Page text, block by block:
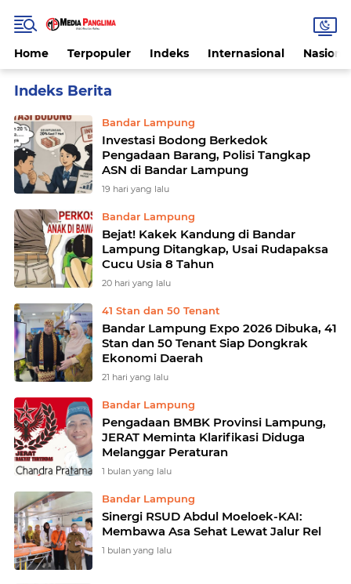
Home Terpopuler Indeks Internasional
Bandar Lampung
Investasi Bodong Berkedok
Pengadaan Barang, Polisi Tangkap
ASN di Bandar Lampung
19 hari yang lalu
Bandar Lampung
Bejat! Kakek Kandung di Bandar
Lampung Ditangkap, Usai Rudapaksa
Cucu Usia 8 Tahun
20 hari yang lalu
41 Stan dan 50 Tenant
Bandar Lampung Expo 2026 Dibuka, 41
Stan dan 50 Tenant Siap Dongkrak
Ekonomi Daerah
21 hari yang lalu
Bandar Lampung
Pengadaan BMBK Provinsi Lampung,
JERAT Meminta Klarifikasi Diduga
Melanggar Peraturan
1 bulan yang lalu
Bandar Lampung
Sinergi RSUD Abdul Moeloek-KAI:
Membawa Asa Sehat Lewat Jalur Rel
1 bulan yang lalu